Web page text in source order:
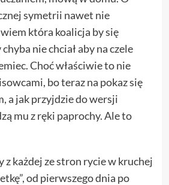
symetrii nawet nie
która koalicja by się
nie chciał aby na czele
Choć właściwie to nie
bo teraz na pokaz się
a jak przyjdzie do wersji
mu z ręki paprochy. Ale to
z każdej ze stron rycie w kruchej
od pierwszego dnia po